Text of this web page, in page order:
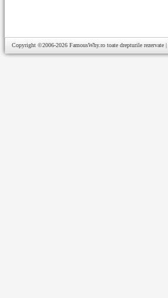
Copyright ©2006-2026 FamousWhy.ro toate drepturile rezervate |